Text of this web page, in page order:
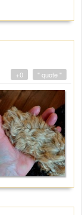
" quote "
+0